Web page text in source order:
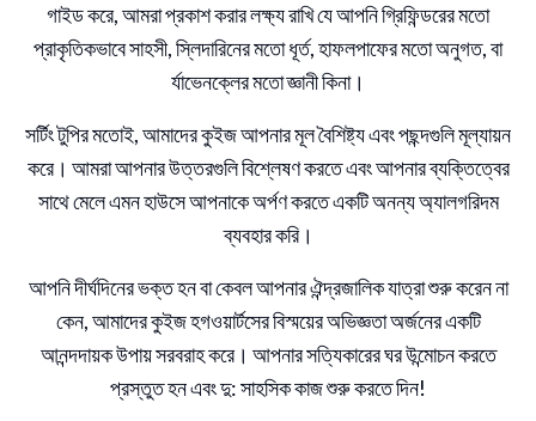
গাইড করে, আমরা প্রকাশ করার লক্ষ্য রাখি যে আপনি গ্রিফিন্ডরের মতো
প্রাকৃতিকভাবে সাহসী, স্লিদারিনের মতো ধূর্ত, হাফলপাফের মতো অনুগত, বা
র্যাভেনক্লের মতো জ্ঞানী কিনা।
সর্টিং টুপির মতোই, আমাদের কুইজ আপনার মূল বৈশিষ্ট্য এবং পছন্দগুলি মূল্যায়ন
করে। আমরা আপনার উত্তরগুলি বিশ্লেষণ করতে এবং আপনার ব্যক্তিত্বের
সাথে মেলে এমন হাউসে আপনাকে অর্পণ করতে একটি অনন্য অ্যালগরিদম
ব্যবহার করি।
আপনি দীর্ঘদিনের ভক্ত হন বা কেবল আপনার ঐন্দ্রজালিক যাত্রা শুরু করেন না
কেন, আমাদের কুইজ হগওয়ার্টসের বিস্ময়ের অভিজ্ঞতা অর্জনের একটি
আনন্দদায়ক উপায় সরবরাহ করে। আপনার সত্যিকারের ঘর উন্মোচন করতে
প্রস্তুত হন এবং দু: সাহসিক কাজ শুরু করতে দিন!